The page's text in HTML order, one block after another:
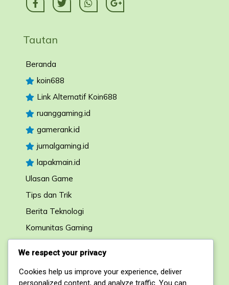
Tautan
Beranda
koin688
Link Alternatif Koin688
ruanggaming.id
gamerank.id
jurnalgaming.id
lapakmain.id
Ulasan Game
Tips dan Trik
Berita Teknologi
Komunitas Gaming
Kontak
We respect your privacy
Cookies help us improve your experience, deliver
personalized content, and analyze traffic. You can